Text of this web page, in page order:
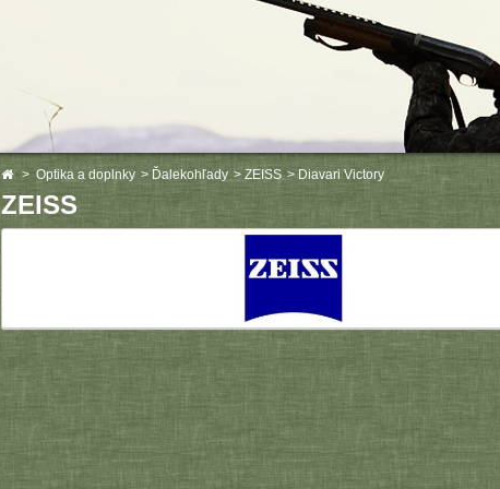
> Optika a doplnky > Ďalekohľady > ZEISS > Diavari Victory
ZEISS